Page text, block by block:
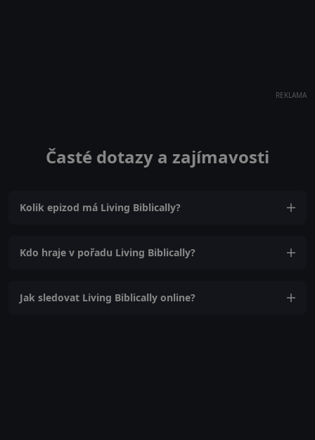
REKLAMA
Časté dotazy a zajímavosti
Kolik epizod má Living Biblically?
Kdo hraje v pořadu Living Biblically?
Jak sledovat Living Biblically online?